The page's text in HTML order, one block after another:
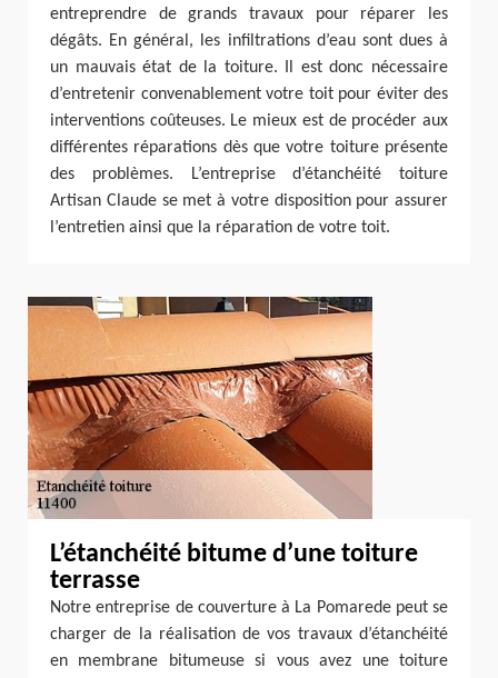
entreprendre de grands travaux pour réparer les
dégâts. En général, les infiltrations d’eau sont dues à
un mauvais état de la toiture. Il est donc nécessaire
d’entretenir convenablement votre toit pour éviter des
interventions coûteuses. Le mieux est de procéder aux
différentes réparations dès que votre toiture présente
des problèmes. L’entreprise d’étanchéité toiture
Artisan Claude se met à votre disposition pour assurer
l’entretien ainsi que la réparation de votre toit.
L’étanchéité bitume d’une toiture
terrasse
Notre entreprise de couverture à La Pomarede peut se
charger de la réalisation de vos travaux d’étanchéité
en membrane bitumeuse si vous avez une toiture